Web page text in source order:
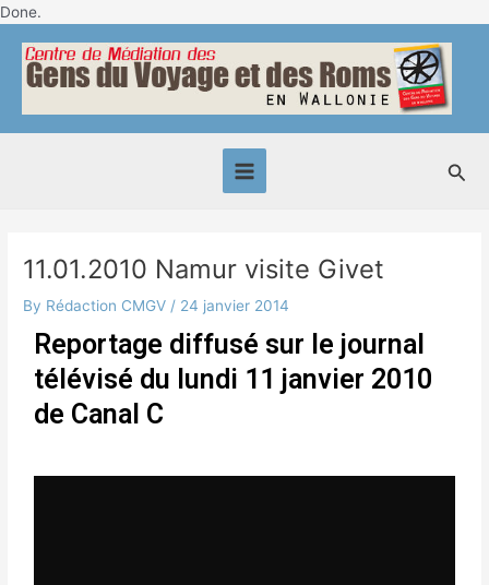
Done.
content
Main
Menu
11.01.2010 Namur visite Givet
By Rédaction CMGV / 24 janvier 2014
Reportage diffusé sur le journal
télévisé du lundi 11 janvier 2010
de Canal C
navigation